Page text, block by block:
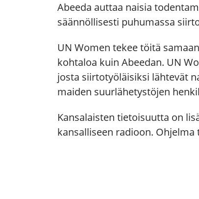
Abeeda auttaa naisia
säännöllisesti puhumassa
UN Women tekee töitä
kohtaloa kuin Abeedan. UN
josta siirtotyöläisiksi lähtevät
maiden suurlähetystöjen
Kansalaisten tietoisuutta on
kansalliseen radioon.